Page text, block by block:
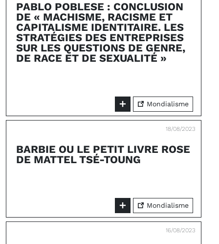
PABLO POBLESE : CONCLUSION
DE « MACHISME, RACISME ET
CAPITALISME IDENTITAIRE. LES
STRATÉGIES DES ENTREPRISES
SUR LES QUESTIONS DE GENRE,
DE RACE ET DE SEXUALITÉ »
Mondialisme
18/08/2023
BARBIE OU LE PETIT LIVRE ROSE
DE MATTEL TSÉ-TOUNG
Mondialisme
16/08/2023